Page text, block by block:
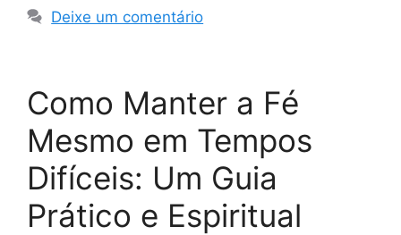
Deixe um comentário
Como Manter a Fé
Mesmo em Tempos
Difíceis: Um Guia
Prático e Espiritual